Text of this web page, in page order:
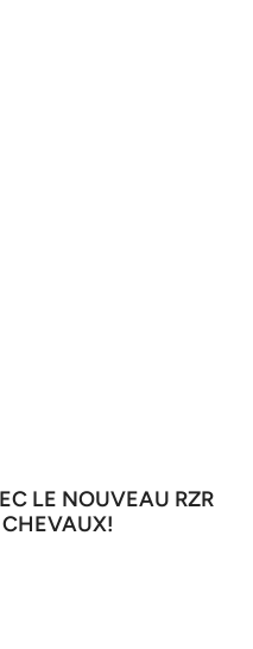
LE NOUVEAU RZR
CHEVAUX!